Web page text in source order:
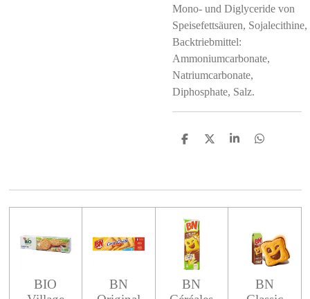
Mono- und Diglyceride von
Speisefettsäuren, Sojalecithine,
Backtriebmittel:
Ammoniumcarbonate,
Natriumcarbonate,
Diphosphate, Salz.
S
S
S
S
BIO
BN
BN
BN